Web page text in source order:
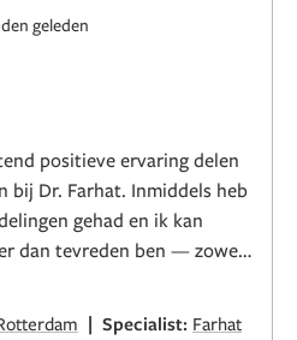
geleden
positieve ervaring delen
bij Dr. Farhat. Inmiddels heb
gehad en ik kan
dan tevreden ben — zowel
de hele ervaring
| Specialist: Farhat